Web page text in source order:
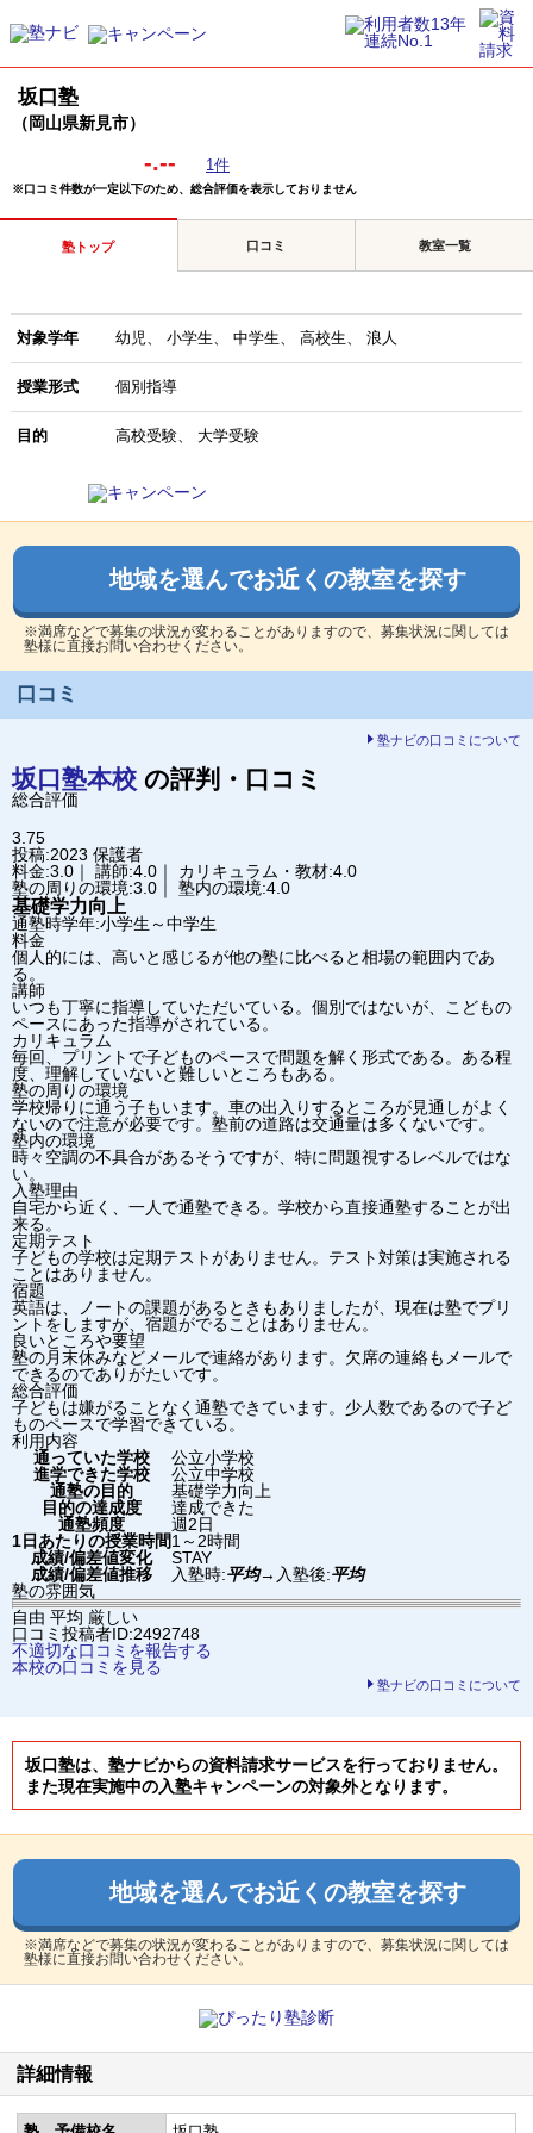
坂口塾
（岡山県新見市）
-.-- 1件
※口コミ件数が一定以下のため、総合評価を表示しておりません
塾トップ 口コミ 教室一覧
対象学年 幼児 小学生 中学生 高校生 浪人
授業形式 個別指導
目的 高校受験 大学受験
地域を選んでお近くの教室を探す
※満席などで募集の状況が変わることがありますので、募集状況に関しては
塾様に直接お問い合わせください。
口コミ
塾ナビの口コミについて
坂口塾本校 の評判・口コミ
総合評価
3.75
投稿:2023 保護者
料金:3.0｜ 講師:4.0｜ カリキュラム・教材:4.0
塾の周りの環境:3.0｜ 塾内の環境:4.0
基礎学力向上
通塾時学年:小学生～中学生
料金
個人的には、高いと感じるが他の塾に比べると相場の範囲内であ
る。
講師
いつも丁寧に指導していただいている。個別ではないが、こどもの
ペースにあった指導がされている。
カリキュラム
毎回、プリントで子どものペースで問題を解く形式である。ある程
度、理解していないと難しいところもある。
塾の周りの環境
学校帰りに通う子もいます。車の出入りするところが見通しがよく
ないので注意が必要です。塾前の道路は交通量は多くないです。
塾内の環境
時々空調の不具合があるそうですが、特に問題視するレベルではな
い。
入塾理由
自宅から近く、一人で通塾できる。学校から直接通塾することが出
来る。
定期テスト
子どもの学校は定期テストがありません。テスト対策は実施される
ことはありません。
宿題
英語は、ノートの課題があるときもありましたが、現在は塾でプリ
ントをしますが、宿題がでることはありません。
良いところや要望
塾の月末休みなどメールで連絡があります。欠席の連絡もメールで
できるのでありがたいです。
総合評価
子どもは嫌がることなく通塾できています。少人数であるので子ど
ものペースで学習できている。
利用内容
通っていた学校
公立小学校
進学できた学校
公立中学校
通塾の目的
基礎学力向上
目的の達成度
達成できた
通塾頻度
週2日
1日あたりの授業時間1～2時間
成績/偏差値変化
STAY
成績/偏差値推移
入塾時:平均→ 入塾後:平均
塾の雰囲気
自由 平均 厳しい
口コミ投稿者ID:2492748
不適切な口コミを報告する
本校の口コミを見る
塾ナビの口コミについて
坂口塾は、塾ナビからの資料請求サービスを行っておりません。
また現在実施中の入塾キャンペーンの対象外となります。
地域を選んでお近くの教室を探す
※満席などで募集の状況が変わることがありますので、募集状況に関しては
塾様に直接お問い合わせください。
詳細情報